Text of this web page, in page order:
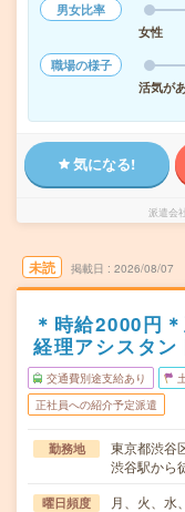
男女比率
女性
職場の様子
活気が
気になる!
派遣会社
未読 掲載日 2026/08/07
＊時給2000円
経理アシスタン
交通費別途支給あり
正社員への紹介予定派遣
勤務地
東京都渋谷
渋谷駅から
曜日頻度 月、火、水